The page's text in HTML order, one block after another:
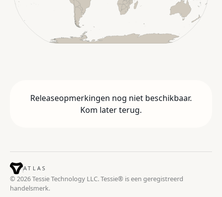
Releaseopmerkingen nog niet beschikbaar.
Kom later terug.
ATLAS
© 2026 Tessie Technology LLC. Tessie® is een geregistreerd
handelsmerk.